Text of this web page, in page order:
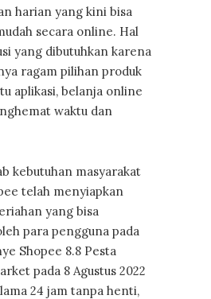
harian yang kini bisa
secara online. Hal
yang dibutuhkan karena
ragam pilihan produk
aplikasi, belanja online
waktu dan
kebutuhan masyarakat
telah menyiapkan
yang bisa
para pengguna pada
Shopee 8.8 Pesta
pada 8 Agustus 2022
24 jam tanpa henti,